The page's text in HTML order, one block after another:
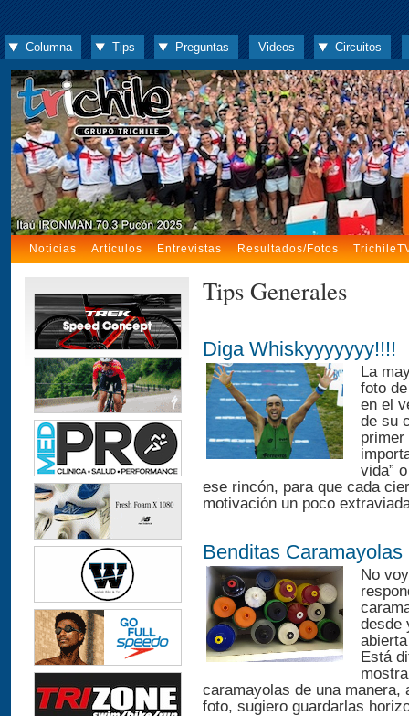
Columna Tips Preguntas Videos Circuitos
Noticias Artículos Entrevistas Resultados/Fotos
Tips Generales
Diga Whiskyyyyyyy!!!!
La
foto
en el
de su
primer
vida”
ese rincón, para que cada
motivación un poco
Benditas Caramayolas
No
desde
Está
caramayolas de una
foto, sugiero guardarlas